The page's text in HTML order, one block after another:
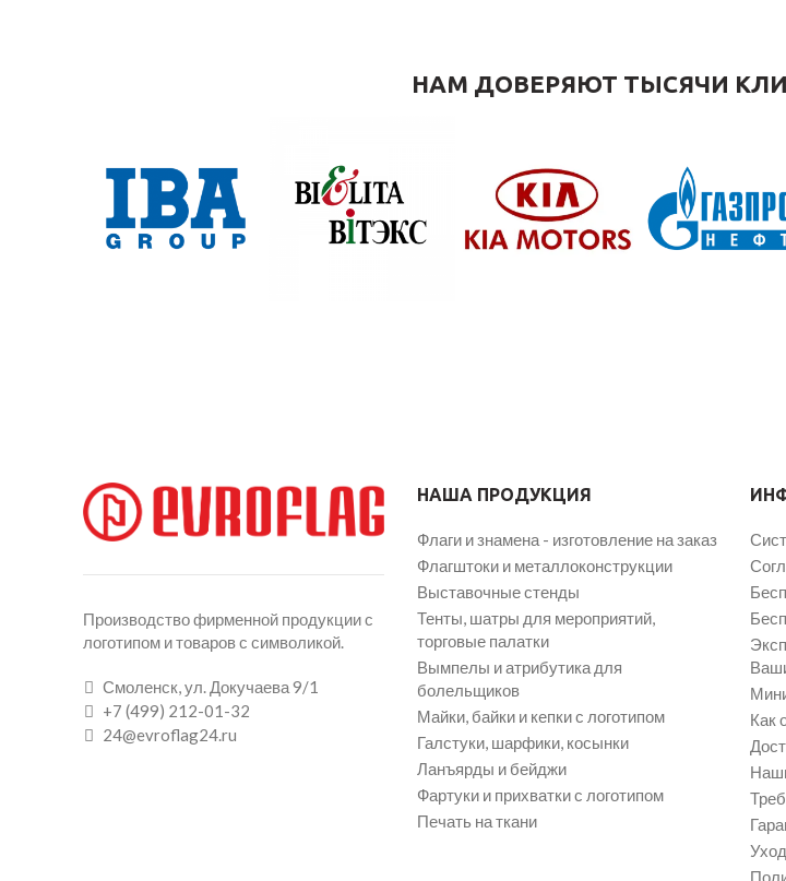
НАМ ДОВЕРЯЮТ ТЫСЯЧИ
Производство фирменной продукции с
логотипом и товаров с символикой.
Смоленск, ул. Докучаева 9/1
+7 (499) 212-01-32
24@evroflag24.ru
НАША ПРОДУКЦИЯ
Флаги и знамена - изготовление на заказ
Флагштоки и металлоконструкции
Выставочные стенды
Тенты, шатры для мероприятий,
торговые палатки
Вымпелы и атрибутика для
болельщиков
Майки, байки и кепки с логотипом
Галстуки, шарфики, косынки
Ланъярды и бейджи
Фартуки и прихватки с логотипом
Печать на ткани
Как